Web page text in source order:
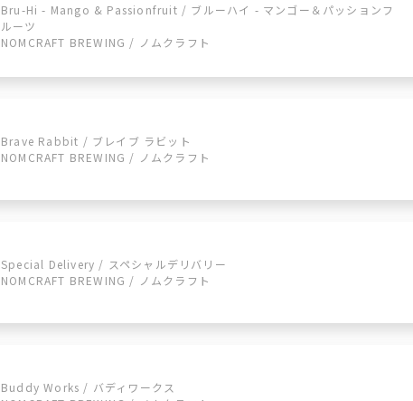
Bru-Hi - Mango & Passionfruit / ブルーハイ - マンゴー＆パッションフ
ルーツ
NOMCRAFT BREWING / ノムクラフト
Brave Rabbit / ブレイブ ラビット
NOMCRAFT BREWING / ノムクラフト
Special Delivery / スペシャルデリバリー
NOMCRAFT BREWING / ノムクラフト
Buddy Works / バディワークス